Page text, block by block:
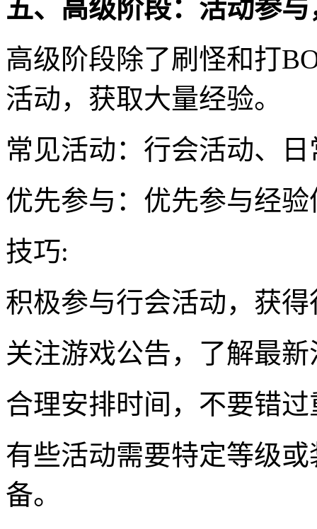
五、高级阶段：活动参
高级阶段除了刷怪和打
活动，获取大量经验。
常见活动：行会活动、
优先参与：优先参与经
技巧:
积极参与行会活动，获
关注游戏公告，了解最
合理安排时间，不要错
有些活动需要特定等级
备。